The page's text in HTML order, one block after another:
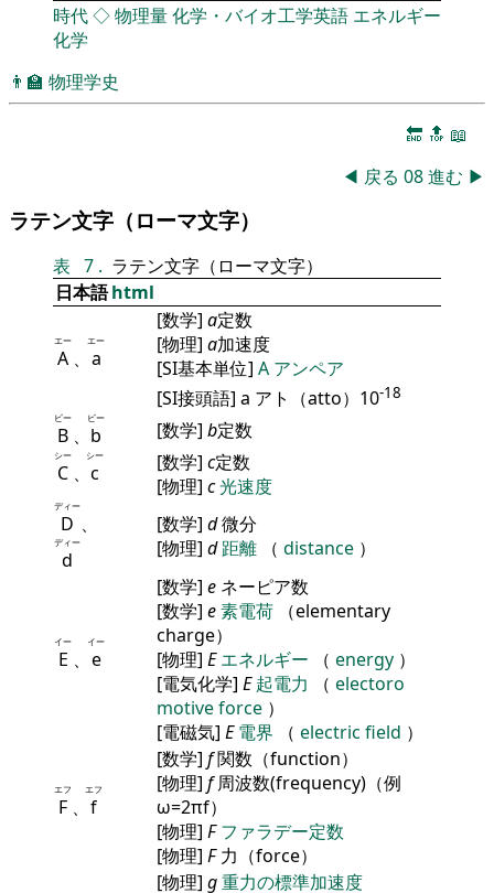
時代◇物理量化学・バイオ工学英語 エネルギー
化学
👨‍🏫 物理学史
🔚 🔝 📖
◀ 戻る 08進む ▶
ラテン文字（ローマ文字）
表 7 . ラテン文字（ローマ文字）
日本語html
A
エー
、 a
エー
[数学] a定数
[物理] a加速度
[SI基本単位] A アンペア
[SI接頭語] a アト（atto）10-18
B
ビー
、 b
ビー
[数学] b定数
C
シー
、 c
シー [数学] c定数
[物理] c光速度
D
ディー
、
d
ディー
[数学] d微分
[物理] d 距離 （ distance ）
E
イー
、 e
イー
[数学] e ネーピア数
[数学] e素電荷
（elementary
charge）
[物理] E エネルギー （ energy ）
[電気化学] E 起電力 （ electoro
motive force ）
[電磁気] E 電界 （ electric field ）
F
エフ
、 f
エフ
[数学] f関数（function）
[物理] f周波数(frequency)（例
ω=2πf）
[物理] F ファラデー定数
[物理] F力（force）
[物理] g重力の標準加速度